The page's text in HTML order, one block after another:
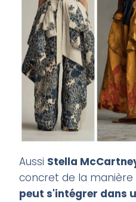
Aussi Stella
concret de la manière
peut s'intégrer dans